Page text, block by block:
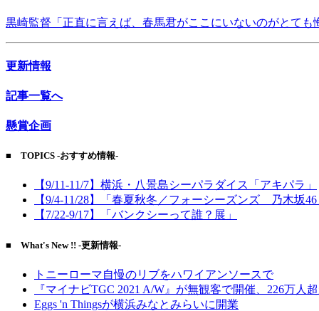
黒崎監督「正直に言えば、春馬君がここにいないのがとても
更新情報
記事一覧へ
懸賞企画
■ TOPICS -おすすめ情報-
【9/11-11/7】横浜・八景島シーパラダイス「アキパラ」
【9/4-11/28】「春夏秋冬／フォーシーズンズ 乃木坂46
【7/22-9/17】「バンクシーって誰？展」
■ What's New !! -更新情報-
トニーローマ自慢のリブをハワイアンソースで
『マイナビTGC 2021 A/W』が無観客で開催、226万人
Eggs 'n Thingsが横浜みなとみらいに開業